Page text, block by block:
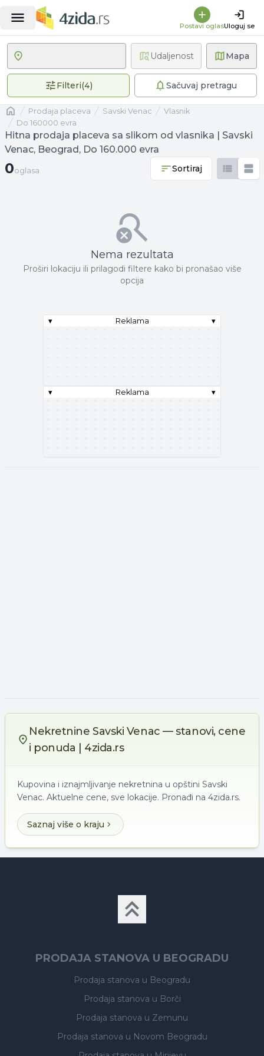
Postavi oglasUloguj se
Mapa
Filteri(4)4 primenjena filteraSačuvaj pretragu
Udaljenost
Naslovnaprodaja placeva Savski Venac
vlasnik
Do 160000 evra
Hitna prodaja placeva sa slikom od vlasnika | Savski
Venac, Beograd, Do 160.000 evra
0 oglasa
0oglasa Sortiraj
Nema rezultata
Proširi lokaciju ili prilagodi filtere kako bi pronašao više
opcija
▾ Reklama ▾
▾ Reklama ▾
Nekretnine Savski Venac — stanovi, cene
i ponuda | 4zida.rs
Kupovina i iznajmljivanje nekretnina u opštini Savski
Venac. Aktuelne cene, sve lokacije. Pronađi na 4zida.rs.
Saznaj više o kraju
PRODAJA STANOVA U BEOGRADU
Prodaja stanova u Beogradu
Prodaja stanova u Borči
Prodaja stanova u Zemunu
Prodaja stanova u Novom Beogradu